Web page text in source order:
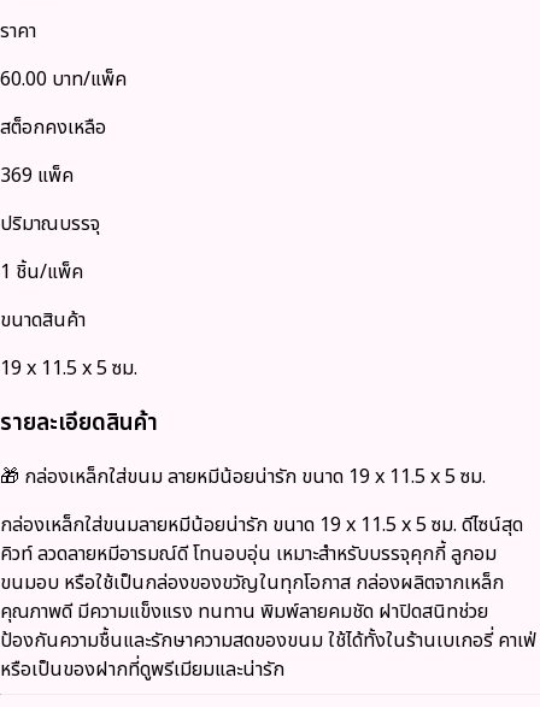
ราคา
60.00 บาท/แพ็ค
สต็อกคงเหลือ
369 แพ็ค
ปริมาณบรรจุ
1 ชิ้น/แพ็ค
ขนาดสินค้า
19 x 11.5 x 5 ซม.
รายละเอียดสินค้า
🎁 กล่องเหล็กใส่ขนม ลายหมีน้อยน่ารัก ขนาด 19 x 11.5 x 5 ซม.
กล่องเหล็กใส่ขนมลายหมีน้อยน่ารัก ขนาด 19 x 11.5 x 5 ซม. ดีไซน์สุด
คิวท์ ลวดลายหมีอารมณ์ดี โทนอบอุ่น เหมาะสำหรับบรรจุคุกกี้ ลูกอม
ขนมอบ หรือใช้เป็นกล่องของขวัญในทุกโอกาส กล่องผลิตจากเหล็ก
คุณภาพดี มีความแข็งแรง ทนทาน พิมพ์ลายคมชัด ฝาปิดสนิทช่วย
ป้องกันความชื้นและรักษาความสดของขนม ใช้ได้ทั้งในร้านเบเกอรี่ คาเฟ่
หรือเป็นของฝากที่ดูพรีเมียมและน่ารัก